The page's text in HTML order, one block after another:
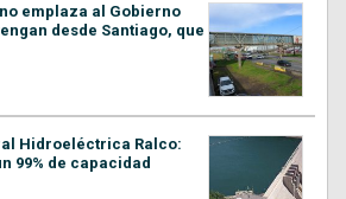
emplaza al Gobierno
desde Santiago, que
Hidroeléctrica Ralco:
99% de capacidad